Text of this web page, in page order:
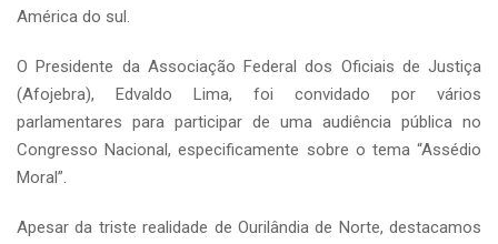
América do sul.
O Presidente da Associação Federal dos Oficiais de Justiça
(Afojebra), Edvaldo Lima, foi convidado por vários
parlamentares para participar de uma audiência pública no
Congresso Nacional, especificamente sobre o tema “Assédio
Moral”.
Apesar da triste realidade de Ourilândia de Norte, destacamos